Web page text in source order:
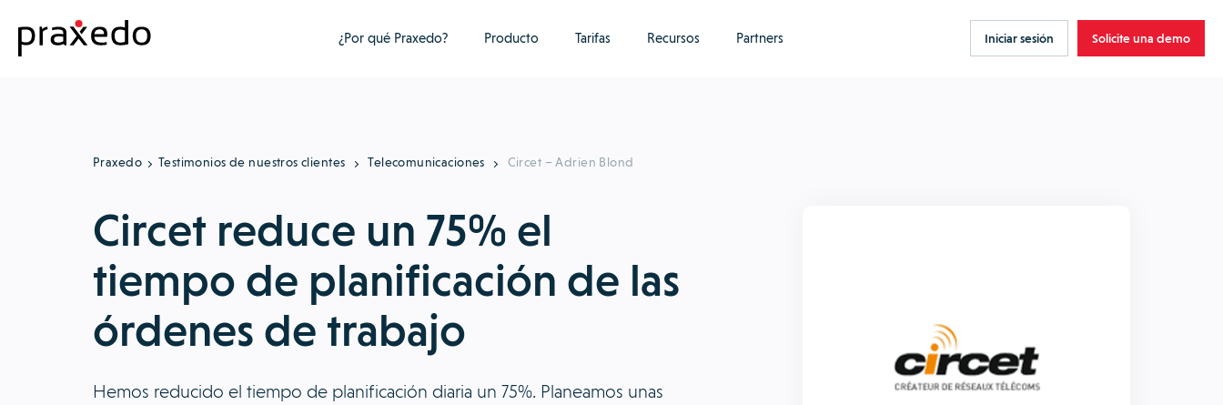
¿Por qué Praxedo? Producto Tarifas Recursos Partners Iniciar sesión Solicite una demo
Praxedo Testimonios de nuestros clientes Telecomunicaciones Circet – Adrien Blond
Circet reduce un 75% el
tiempo de planificación de las
órdenes de trabajo
Hemos reducido el tiempo de planificación diaria un 75%. Planeamos unas